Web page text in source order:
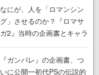
「生まれた意味を知る
RPG」が生まれた理由【ゲ
ームの企画書】
なにが、人を「ロマンシン
グ」させるのか？『ロマサ
ガ2』当時の企画書とキャラ
がRPGに生み出した「ロマ
ン」の正体とは【ゲームの
『ガンパレ』の企画書、つ
いに公開━初代PSの伝説的